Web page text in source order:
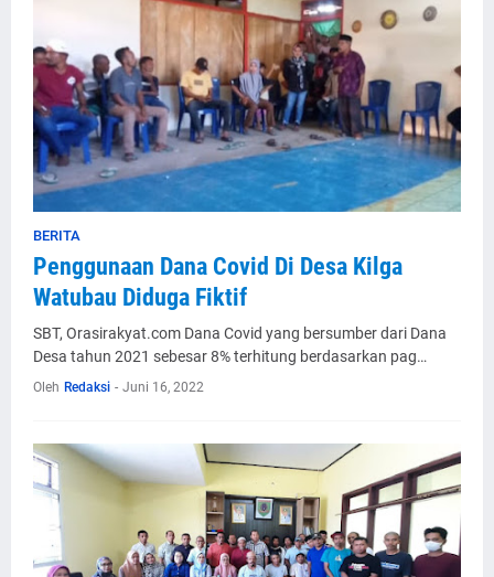
BERITA
Penggunaan Dana Covid Di Desa Kilga
Watubau Diduga Fiktif
SBT, Orasirakyat.com Dana Covid yang bersumber dari Dana
Desa tahun 2021 sebesar 8% terhitung berdasarkan pag…
Oleh Redaksi - Juni 16, 2022